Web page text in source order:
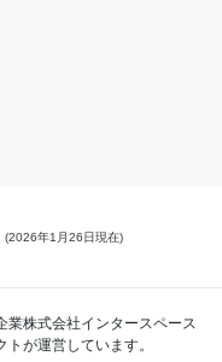
(2026年1月26日現在)
業株式会社インタースペース
が運営しています。